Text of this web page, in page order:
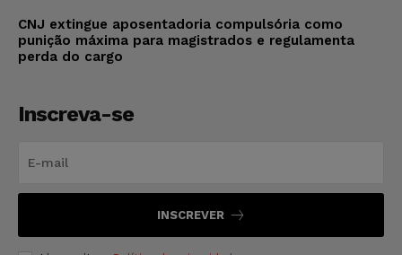
CNJ extingue aposentadoria compulsória como
punição máxima para magistrados e regulamenta
perda do cargo
Inscreva-se
INSCREVER